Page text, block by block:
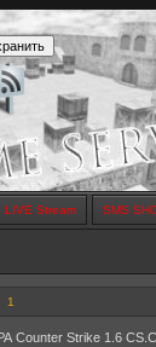
LIVE Stream SMS
1
Counter Strike 1.6